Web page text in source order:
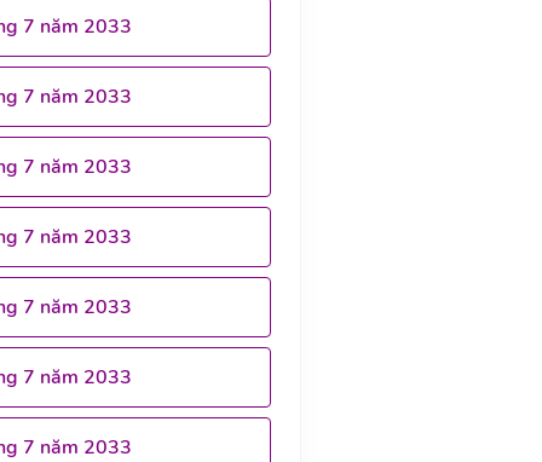
7 năm 2033
7 năm 2033
7 năm 2033
7 năm 2033
7 năm 2033
7 năm 2033
7 năm 2033